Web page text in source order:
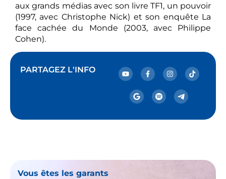
aux grands médias avec son livre TF1, un pouvoir
(1997, avec Christophe Nick) et son enquête La
face cachée du Monde (2003, avec Philippe
Cohen).
PARTAGEZ L'INFO
Vous êtes les garants